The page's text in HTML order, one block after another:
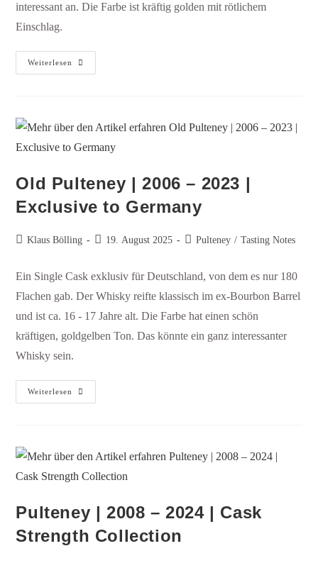
interessant an. Die Farbe ist kräftig golden mit rötlichem
Einschlag.
Weiterlesen
Old Pulteney | 2006 – 2023 |
Exclusive to Germany
Klaus Bölling 19. August 2025 Pulteney / Tasting Notes
Ein Single Cask exklusiv für Deutschland, von dem es nur 180
Flachen gab. Der Whisky reifte klassisch im ex-Bourbon Barrel
und ist ca. 16 - 17 Jahre alt. Die Farbe hat einen schön
kräftigen, goldgelben Ton. Das könnte ein ganz interessanter
Whisky sein.
Weiterlesen
Pulteney | 2008 – 2024 | Cask
Strength Collection